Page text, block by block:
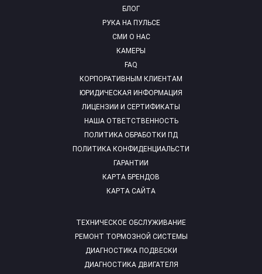
БЛОГ
РУКА НА ПУЛЬСЕ
СМИ О НАС
КАМЕРЫ
FAQ
ТЕХНИЧЕСКОЕ ОБСЛУЖИВАНИЕ
РЕМОНТ ТОРМОЗНОЙ СИСТЕМЫ
ДИАГНОСТИКА ПОДВЕСКИ
ДИАГНОСТИКА ДВИГАТЕЛЯ
КОРПОРАТИВНЫМ КЛИЕНТАМ
ЮРИДИЧЕСКАЯ ИНФОРМАЦИЯ
ЛИЦЕНЗИИ И СЕРТИФИКАТЫ
НАША ОТВЕТСТВЕННОСТЬ
ПОЛИТИКА ОБРАБОТКИ ПД
ПОЛИТИКА КОНФИДЕНЦИАЛЬСТИ
ГАРАНТИИ
КАРТА БРЕНДОВ
КАРТА САЙТА